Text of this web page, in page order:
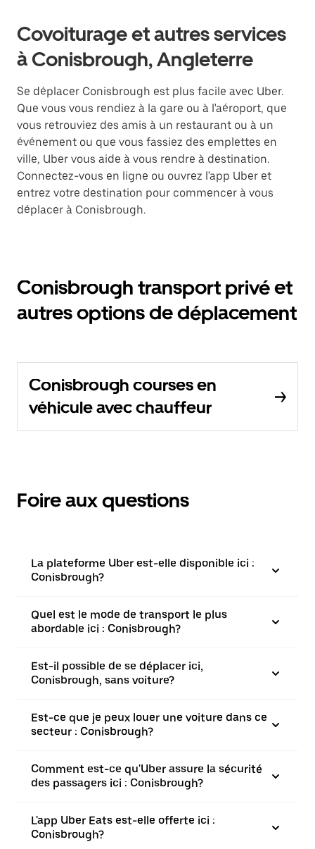
Covoiturage et autres services
à Conisbrough, Angleterre
Se déplacer Conisbrough est plus facile avec Uber.
Que vous vous rendiez à la gare ou à l'aéroport, que
vous retrouviez des amis à un restaurant ou à un
événement ou que vous fassiez des emplettes en
ville, Uber vous aide à vous rendre à destination.
Connectez-vous en ligne ou ouvrez l'app Uber et
entrez votre destination pour commencer à vous
déplacer à Conisbrough.
Conisbrough transport privé et
autres options de déplacement
Conisbrough courses en
véhicule avec chauffeur
Foire aux questions
La plateforme Uber est-elle disponible ici :
Conisbrough?
Quel est le mode de transport le plus
abordable ici : Conisbrough?
Est-il possible de se déplacer ici,
Conisbrough, sans voiture?
Est-ce que je peux louer une voiture dans ce
secteur : Conisbrough?
Comment est-ce qu'Uber assure la sécurité
des passagers ici : Conisbrough?
L'app Uber Eats est-elle offerte ici :
Conisbrough?